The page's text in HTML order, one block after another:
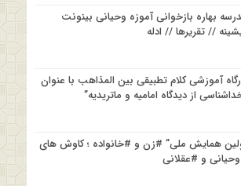
بهاره بازخوانی آموزه وحیانی بینونت
// تقریرها // ادله
آموزشی کلام تطبیقی بین المذاهب با عنوان
از دیدگاه امامیه و ماتریدیه”
همایش ملی” #زن و #خانواده ؛ کاوش های
و #عقلانی